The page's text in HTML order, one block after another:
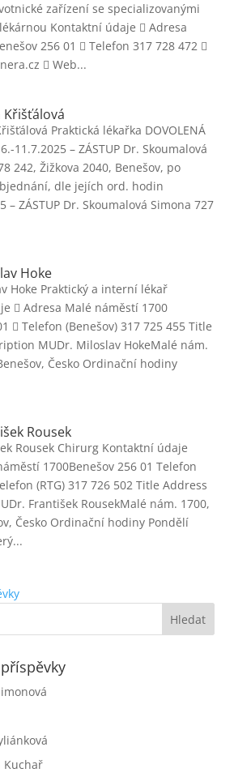
zařízení se specializovanými
Kontaktní údaje  Adresa
256 01  Telefon 317 728 472 
 Web...
Křišťálová
Praktická lékařka DOVOLENÁ
11.7.2025 – ZÁSTUP Dr. Skoumalová
242, Žižkova 2040, Benešov, po
dle jejích ord. hodin
– ZÁSTUP Dr. Skoumalová Simona 727
Hoke
Hoke Praktický a interní lékař
 Adresa Malé náměstí 1700
 Telefon (Benešov) 317 725 455 Title
MUDr. Miloslav HokeMalé nám.
Česko Ordinační hodiny
Rousek
Rousek Chirurg Kontaktní údaje
1700Benešov 256 01 Telefon
(RTG) 317 726 502 Title Address
František RousekMalé nám. 1700,
Česko Ordinační hodiny Pondělí
Kuchař